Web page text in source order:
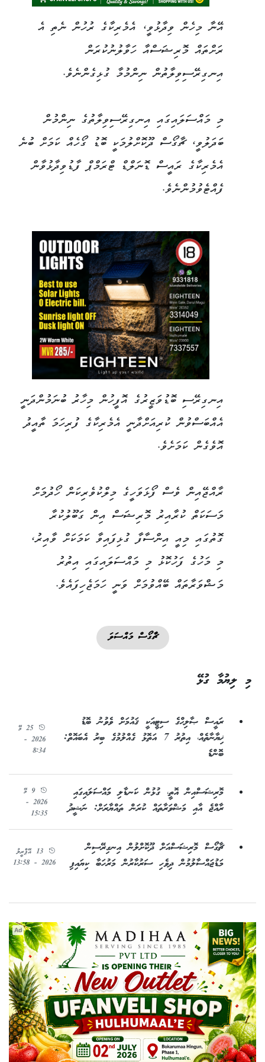
އޭނާ މިހެން ވިދާޅުވީ، އެމެރިކާގެ ރުހުން ނެތި އެ
ރަށްތައް މޮރިޝަސްއާ ހަވާލުނުކުރަން
އިނގިރޭސިވިލާތުން ނިންމުމާ ގުޅިގެންނެވެ.
މި މައްސަލައިގައި އިނގިރޭސިވިލާތުގެ ނިންމުން
ބަދަލުވީ، ޗާގޯސް ދޫކޮށްލުމަކީ ބޮޑު ގޯހެއް ކަމަށް ބުނެ
އެމެރިކާގެ ރައީސް ޑޮނަލްޑް ޓްރަމްޕް ފާޑުވިދާޅުވާން
ފެއްޓެވުމުންނެވެ.
އިނގިރޭސި ބޮޑުވަޒީރުގެ އޮފީހުން މިހާރު ބުނަމުންދަނީ
އެއްބަސްވުން ކުރިއަށްދާނީ އެމެރިކާގެ ފުރިހަމަ ތާއީދު
އޮވެގެން ކަމަށެވެ.
ރާއްޖޭއިން ވެސް ފޯޅަވަހީގެ މިލްކުވެރިކަން ހޯދުމަށް
މަސަކަތް ކުރާއިރު މޮރިޝަސް އިން ގަބޫލުކުރާ
ގޮތުގައި މިއީ އިންސާފާ ގުޅިފައިވާ ކަމަކަށް ވާއިރު،
މި މަހުގެ ފަހުކޮޅު މި މައްސަލައިގައި އިތުރު
މަޝްވަރާތައް ބޭއްވުމަށް ވަނީ ހަމަޖެހިފައެވެ.
ޗާގޯސް މައްސަލަ
މި ލިޔުމާ ގުޅޭ
ރައީސް ޞާލިޙްގެ ސިޓީއަކީ ޤައުމަށް ވެވުނު ބޮޑު
ޚިޔާނާތެއް، އިތުރު 7 އަތޮޅު ގެއްލުމުގެ ބިރު އެބައޮތް:
ބޮންޑެ
25 މޭ
2026 -
8:34
މޮރިޝަސްއިން އޮތީ، ގުޅުން ކަނޑާލި މަައްސަލައިގައި
ރާއްޖެ އާއި މަޝްވަރާތައް ކުރަން ތައްޔާރަށް: ނަޝީދު
9 މޭ
2026 -
15:35
ޗާގޯސް މޮރިޝަސްއަށް ދޫކޮށްލުން އިނގިރޭސިން
މަޑުޖައްސާލުމުން ދިވެހި ސަރުކާރުން މަރުހަބާ ކިޔައިފި
13 އޭޕްރީލު
2026 - 13:58
Ad